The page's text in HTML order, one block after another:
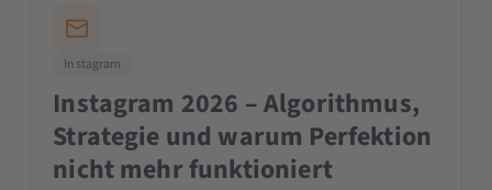
Instagram
Instagram 2026 – Algorithmus,
Strategie und warum Perfektion
nicht mehr funktioniert